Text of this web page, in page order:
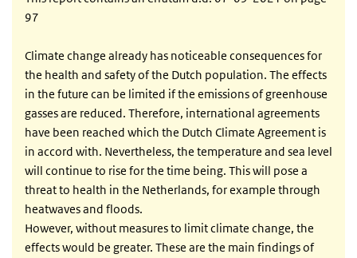
97
Climate change already has noticeable consequences for
the health and safety of the Dutch population. The effects
in the future can be limited if the emissions of greenhouse
gasses are reduced. Therefore, international agreements
have been reached which the Dutch Climate Agreement is
in accord with. Nevertheless, the temperature and sea level
will continue to rise for the time being. This will pose a
threat to health in the Netherlands, for example through
heatwaves and floods.
However, without measures to limit climate change, the
effects would be greater. These are the main findings of